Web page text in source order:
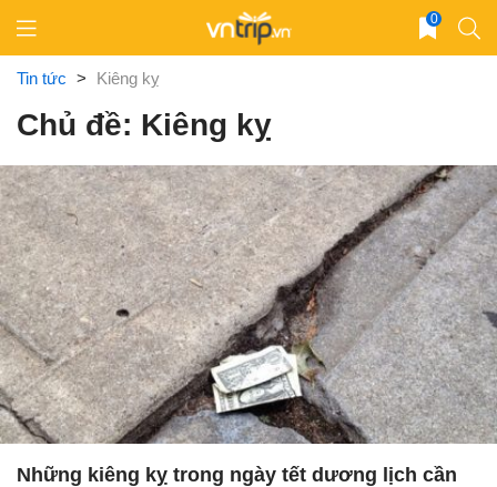
content
0
Tin tức > Kiêng kỵ
Chủ đề: Kiêng kỵ
Những kiêng kỵ trong ngày tết dương lịch cần